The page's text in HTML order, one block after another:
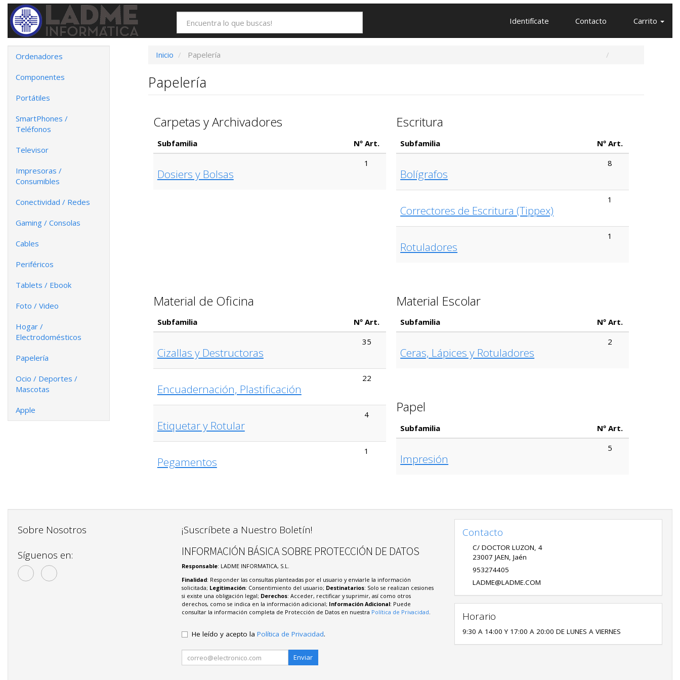
Identifícate Contacto Carrito
Ordenadores
Componentes
Portátiles
SmartPhones /
Teléfonos
Televisor
Impresoras /
Consumibles
Conectividad / Redes
Gaming / Consolas
Cables
Periféricos
Tablets / Ebook
Foto / Video
Hogar /
Electrodomésticos
Papelería
Ocio / Deportes /
Mascotas
Apple
Inicio Papelería
Papelería
Carpetas y Archivadores
Subfamilia Nº Art.
Dosiers y Bolsas
1
Escritura
Subfamilia Nº Art.
Bolígrafos
8
Correctores de Escritura (Tippex)
1
Rotuladores
1
Material de Oficina
Subfamilia Nº Art.
Cizallas y Destructoras
35
Encuadernación, Plastificación
22
Etiquetar y Rotular
4
Pegamentos
1
Material Escolar
Subfamilia Nº Art.
Ceras, Lápices y Rotuladores
2
Papel
Subfamilia Nº Art.
Impresión
5
Sobre Nosotros
Síguenos en:
¡Suscríbete a Nuestro Boletín!
INFORMACIÓN BÁSICA SOBRE PROTECCIÓN DE DATOS
Responsable: LADME INFORMATICA, S.L.
Finalidad: Responder las consultas planteadas por el usuario y enviarle la información
solicitada; Legitimación: Consentimiento del usuario; Destinatarios: Solo se realizan cesiones
si existe una obligación legal; Derechos: Acceder, rectificar y suprimir, así como otros
derechos, como se indica en la información adicional; Información Adicional: Puede
consultar la información completa de Protección de Datos en nuestra Política de Privacidad
He leído y acepto la Política de Privacidad.
Enviar
Contacto
C/ DOCTOR LUZON, 4
23007 JAEN Jaén
953274405
LADME@LADME.COM
Horario
9:30 A 14:00 Y 17:00 A 20:00 DE LUNES A VIERNES